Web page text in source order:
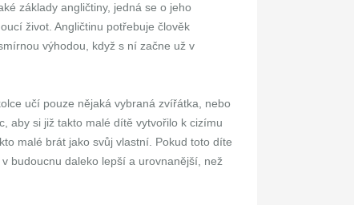
základy angličtiny, jedná se o jeho
život. Angličtinu potřebuje člověk
výhodou, když s ní začne už v
učí pouze nějaká vybraná zvířátka, nebo
aby si již takto malé dítě vytvořilo k cizímu
malé brát jako svůj vlastní. Pokud toto díte
budoucnu daleko lepší a urovnanější, než